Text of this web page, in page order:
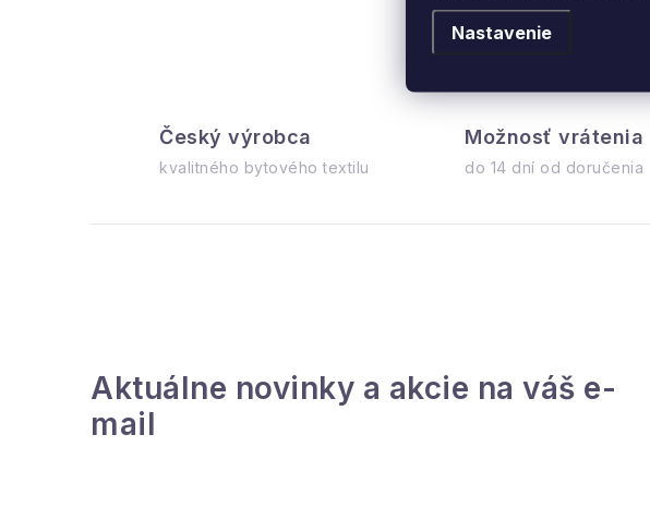
Nastavenie
v
l
á
d
p
Český výrobca
kvalitného bytového textilu
Možnosť vrátenia
do 14 dní od doručenia
Aktuálne novinky a akcie na váš e-
mail